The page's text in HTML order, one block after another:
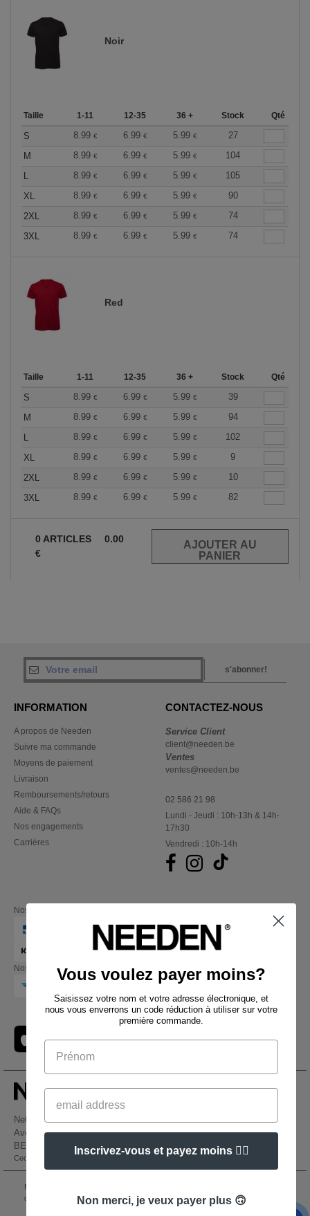
Noir
Taille 1-11 12-35 36 + Stock Qté
S 8.99 € 6.99 € 5.99 €
27
M
8.99 € 6.99 € 5.99 €
104
L
8.99 € 6.99 € 5.99 €
105
XL
8.99 € 6.99 € 5.99 €
90
2XL
8.99 € 6.99 € 5.99 €
74
3XL
8.99 € 6.99 € 5.99 € 74
Red
Taille 1-11 12-35 36 + Stock Qté
S 8.99 € 6.99 € 5.99 €
39
M
8.99 € 6.99 € 5.99 €
94
L
8.99 € 6.99 € 5.99 €
102
XL
8.99 € 6.99 € 5.99 €
9
2XL
8.99 € 6.99 € 5.99 €
10
3XL
8.99 € 6.99 € 5.99 € 82
0 ARTICLES
0.00
€
s'abonner!
INFORMATION
A propos de Needen
Suivre ma commande
Moyens de paiement
Livraison
Remboursements/retours
Aide & FAQs
Nos engagements
Carrières
CONTACTEZ-NOUS
Service Client
client@needen.be
Ventes
ventes@needen.be
02 586 21 98
Lundi - Jeudi : 10h-13h & 14h-
17h30
Vendredi : 10h-14h
Nos partenaires financiers
Nos transporteurs
Netenders Belgium SRL
Avenue Hermann-Debroux 54, 1160, Bruxelles
BE61 3632 1629 8017
Ceci n'est PAS l'adresse de retour. Pour les retours, voir ici
Mentions Légales
d’Utilisation
Condition Générales d'Achat-Politique de Cookies-Plan du Site
contacter à tout moment. Notre
Vous voulez payer moins?
Saisissez votre nom et votre adresse électronique, et
nous vous enverrons un code réduction à utiliser sur votre
première commande.
Inscrivez-vous et payez moins 👍🏼
Non merci, je veux payer plus 🙃